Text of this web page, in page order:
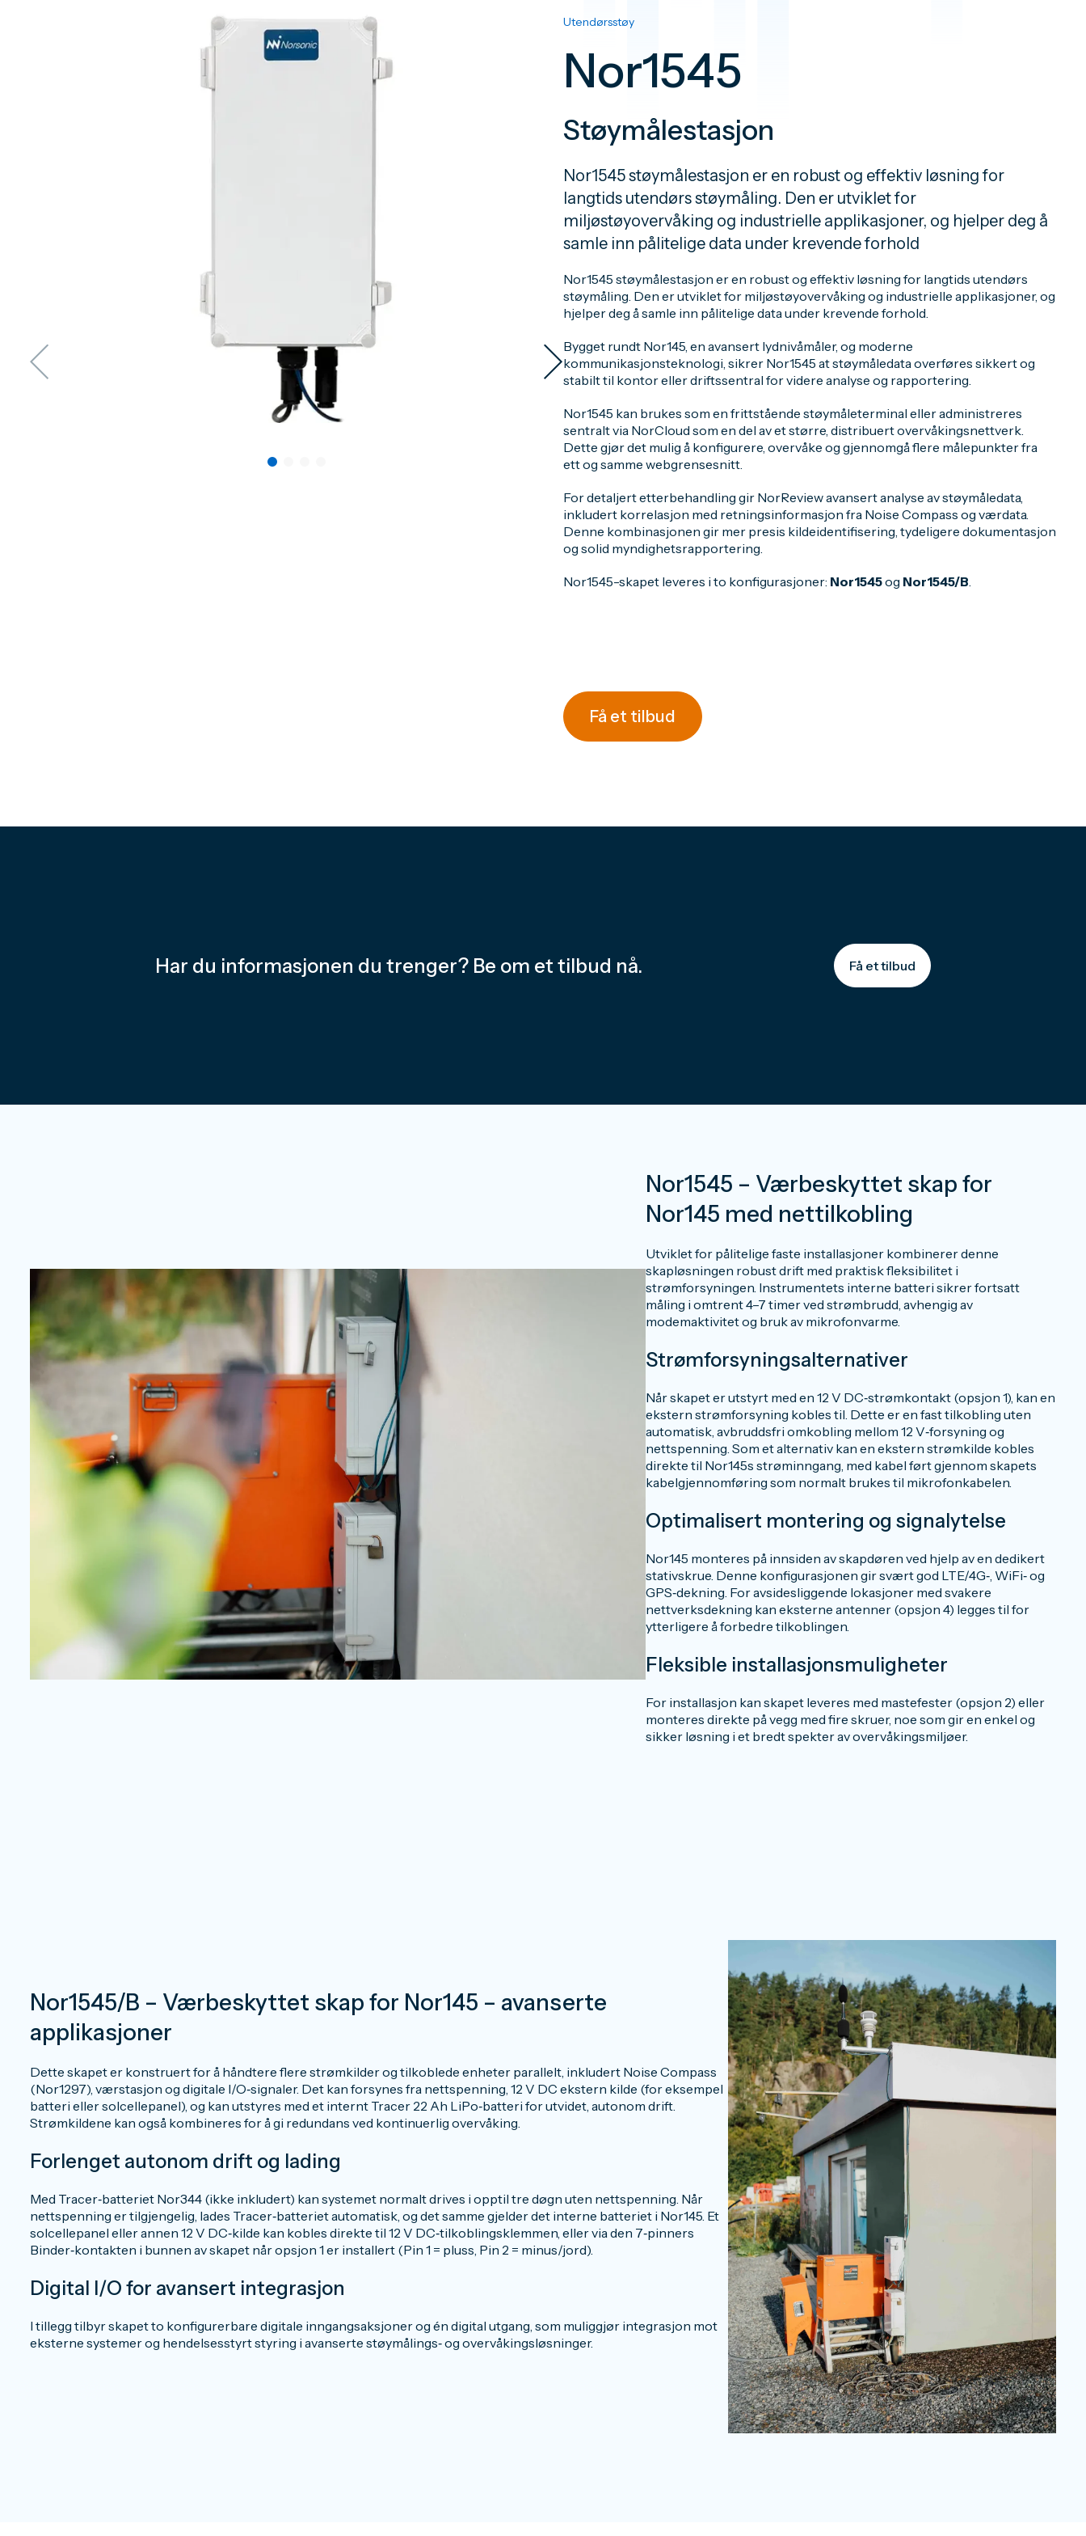
Utendørsstøy
Nor1545
Støymålestasjon
Nor1545 støymålestasjon er en robust og effektiv løsning for
langtids utendørs støymåling. Den er utviklet for
miljøstøyovervåking og industrielle applikasjoner, og hjelper deg å
samle inn pålitelige data under krevende forhold
Nor1545 støymålestasjon er en robust og effektiv løsning for langtids utendørs
støymåling. Den er utviklet for miljøstøyovervåking og industrielle applikasjoner, og
hjelper deg å samle inn pålitelige data under krevende forhold.
Bygget rundt Nor145, en avansert lydnivåmåler, og moderne
kommunikasjonsteknologi, sikrer Nor1545 at støymåledata overføres sikkert og
stabilt til kontor eller driftssentral for videre analyse og rapportering.
Nor1545 kan brukes som en frittstående støymåleterminal eller administreres
sentralt via NorCloud som en del av et større, distribuert overvåkingsnettverk.
Dette gjør det mulig å konfigurere, overvåke og gjennomgå flere målepunkter fra
ett og samme webgrensesnitt.
For detaljert etterbehandling gir NorReview avansert analyse av støymåledata,
inkludert korrelasjon med retningsinformasjon fra Noise Compass og værdata.
Denne kombinasjonen gir mer presis kildeidentifisering, tydeligere dokumentasjon
og solid myndighetsrapportering.
Nor1545-skapet leveres i to konfigurasjoner: Nor1545og Nor1545/B.
Få et tilbud
Har du informasjonen du trenger? Be om et tilbud nå. Få et tilbud
Nor1545 – Værbeskyttet skap for
Nor145 med nettilkobling
Utviklet for pålitelige faste installasjoner kombinerer denne
skapløsningen robust drift med praktisk fleksibilitet i
strømforsyningen. Instrumentets interne batteri sikrer fortsatt
måling i omtrent 4–7 timer ved strømbrudd, avhengig av
modemaktivitet og bruk av mikrofonvarme.
Strømforsyningsalternativer
Når skapet er utstyrt med en 12 V DC‑strømkontakt (opsjon 1), kan en
ekstern strømforsyning kobles til. Dette er en fast tilkobling uten
automatisk, avbruddsfri omkobling mellom 12 V‑forsyning og
nettspenning. Som et alternativ kan en ekstern strømkilde kobles
direkte til Nor145s strøminngang, med kabel ført gjennom skapets
kabelgjennomføring som normalt brukes til mikrofonkabelen.
Optimalisert montering og signalytelse
Nor145 monteres på innsiden av skapdøren ved hjelp av en dedikert
stativskrue. Denne konfigurasjonen gir svært god LTE/4G‑, WiFi‑ og
GPS‑dekning. For avsidesliggende lokasjoner med svakere
nettverksdekning kan eksterne antenner (opsjon 4) legges til for
ytterligere å forbedre tilkoblingen.
Fleksible installasjonsmuligheter
For installasjon kan skapet leveres med mastefester (opsjon 2) eller
monteres direkte på vegg med fire skruer, noe som gir en enkel og
sikker løsning i et bredt spekter av overvåkingsmiljøer.
Nor1545/B – Værbeskyttet skap for Nor145 – avanserte
applikasjoner
Dette skapet er konstruert for å håndtere flere strømkilder og tilkoblede enheter parallelt, inkludert Noise Compass
(Nor1297), værstasjon og digitale I/O‑signaler. Det kan forsynes fra nettspenning, 12 V DC ekstern kilde (for eksempel
batteri eller solcellepanel), og kan utstyres med et internt Tracer 22 Ah LiPo‑batteri for utvidet, autonom drift.
Strømkildene kan også kombineres for å gi redundans ved kontinuerlig overvåking.
Forlenget autonom drift og lading
Med Tracer‑batteriet Nor344 (ikke inkludert) kan systemet normalt drives i opptil tre døgn uten nettspenning. Når
nettspenning er tilgjengelig, lades Tracer‑batteriet automatisk, og det samme gjelder det interne batteriet i Nor145. Et
solcellepanel eller annen 12 V DC‑kilde kan kobles direkte til 12 V DC‑tilkoblingsklemmen, eller via den 7‑pinners
Binder‑kontakten i bunnen av skapet når opsjon 1 er installert (Pin 1 = pluss, Pin 2 = minus/jord).
Digital I/O for avansert integrasjon
I tillegg tilbyr skapet to konfigurerbare digitale inngangsaksjoner og én digital utgang, som muliggjør integrasjon mot
eksterne systemer og hendelsesstyrt styring i avanserte støymålings‑ og overvåkingsløsninger.